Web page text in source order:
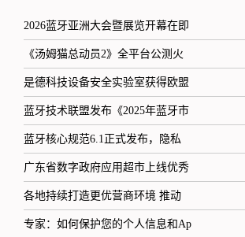
2026蓝牙亚洲大会暨展览开幕在即
《汤姆猫总动员2》全平台公测火
是德科技设备安全实验室获得欧盟
蓝牙技术联盟发布《2025年蓝牙市
蓝牙核心规范6.1正式发布，隐私
广东省数字政府应用超市上线优秀
各地持续打造更优营商环境 推动
专家：如何保护您的个人信息和Ap